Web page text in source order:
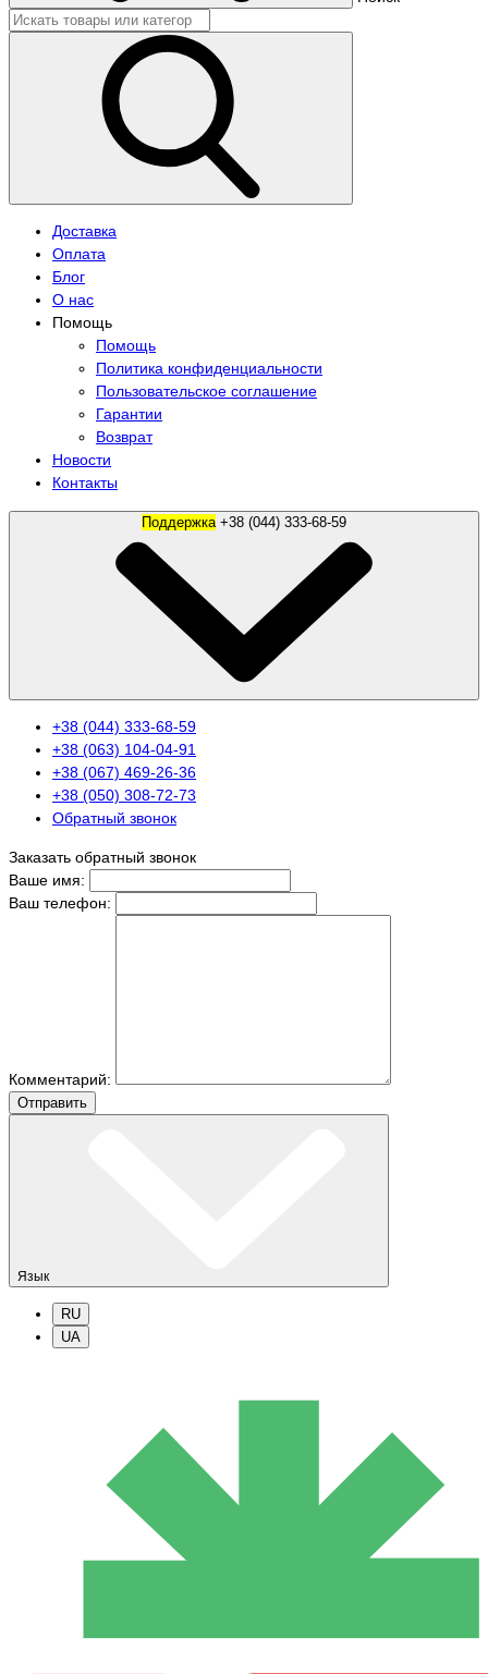
Доставка
Оплата
Блог
О нас
Помощь
Помощь
Политика конфиденциальности
Пользовательское соглашение
Гарантии
Возврат
Новости
Контакты
Поддержка
+38 (044) 333-68-59
+38 (063) 104-04-91
+38 (067) 469-26-36
+38 (050) 308-72-73
Обратный звонок
Заказать обратный звонок
Ваше имя:
Ваш телефон:
Комментарий:
Отправить
Язык
RU
UA